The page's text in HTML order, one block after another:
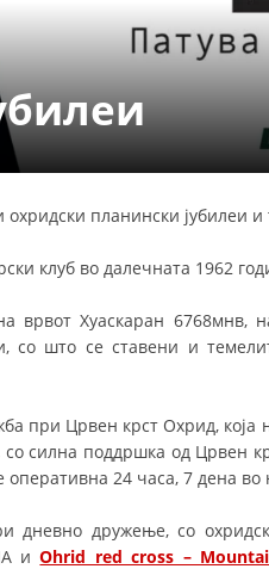
ЗАКОН ЗА ЦКРМ
РАКОВОДЕН ОДБОР
СОБРАНИЕ
MЕЃУНАРОДНО ХУМАНИТАРНО ПРАВО
УПОТРЕБА И ЗАШТИТА НА АМБЛЕМОТ
охридски планински јубилеи и
клуб во далечната 1962
врвот Хуаскаран 6768мнв,
со што се ставени и
при Црвен крст Охрид, која
силна поддршка од Црвен
оперативна 24 часа, 7 дена во
дневно дружење, со
иOhrid red cross –